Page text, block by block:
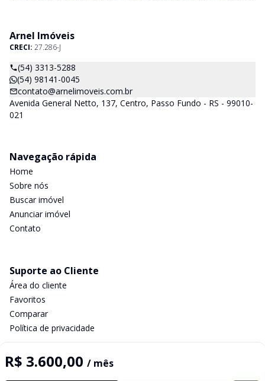
R$ 3.600,00 / mês
responsabilidade do sucesso no lançamento das vendas.
Arnel Imóveis
CRECI: 27.286-J
(54) 3313-5288
(54) 98141-0045
contato@arnelimoveis.com.br
Avenida General Netto, 137, Centro, Passo Fundo - RS - 99010-
021
Navegação rápida
Home
Sobre nós
Buscar imóvel
Anunciar imóvel
Contato
Suporte ao Cliente
Área do cliente
Favoritos
Comparar
Política de privacidade